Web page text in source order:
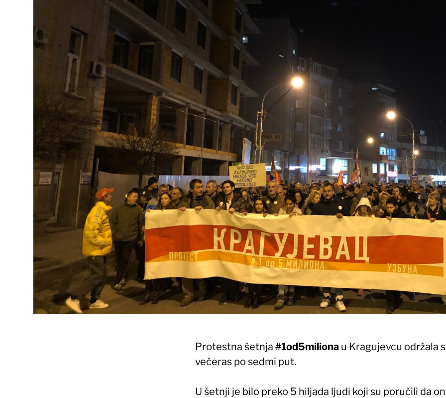
Protestna šetnja #1od5miliona u Kragujevcu održala
večeras po sedmi put.
U šetnji je bilo preko 5 hiljada ljudi koji su poručili da